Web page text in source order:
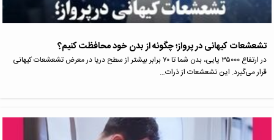
تشعشعات کیهانی در پرواز؛ چگونه از بدن خود محافظت کنیم؟
در ارتفاع ۳۵۰۰۰ پایی، بدن شما تا ۷۰ برابر بیشتر از سطح دریا در معرض تشعشعات کیهانی
قرار می‌گیرد. این تشعشعات از ذرات…